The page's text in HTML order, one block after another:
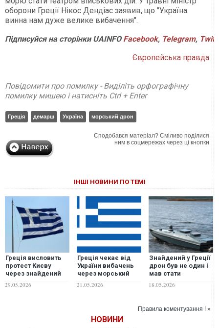
оборони Греції Нікос Дендіас заявив, що "Україна
винна нам дуже велике вибачення".
Підписуйся на сторінки UAINFO Facebook, Telegram,
Європейська правда
Повідомити про помилку - Виділіть орфографічну
помилку мишею і натисніть Ctrl + Enter
Греція демарш Україна морський дрон
Сподобався матеріал? Сміливо поділися
ним в соцмережах через ці кнопки
ІНШІ НОВИНИ ПО ТЕМІ
Греція висловить
протест Києву
через знайдений
29.05.2026
Греція чекає від
України вибачень
через морський
берегів
21.05.2026
Знайдений у Греції
дрон був не один і
мав стати
операції України —
18.05.2026
Правила коментування ! »
НОВИНИ